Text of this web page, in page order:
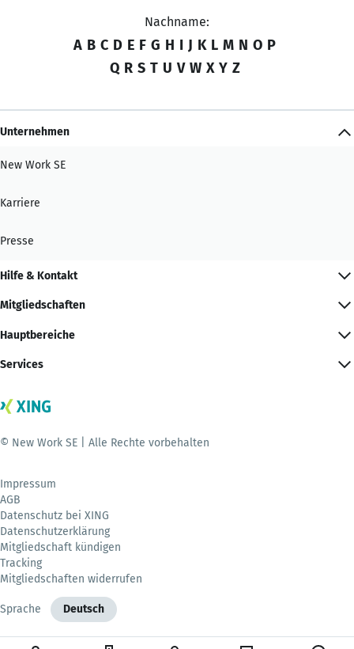
Nachname:
A B C D E F G H I J K L M N O P
Q R S T U V W X Y Z
Unternehmen
New Work SE
Karriere
Presse
Hilfe & Kontakt
Mitgliedschaften
Hauptbereiche
Services
© New Work SE | Alle Rechte vorbehalten
Impressum
AGB
Datenschutz bei XING
Datenschutzerklärung
Mitgliedschaft kündigen
Tracking
Mitgliedschaften widerrufen
Sprache Deutsch